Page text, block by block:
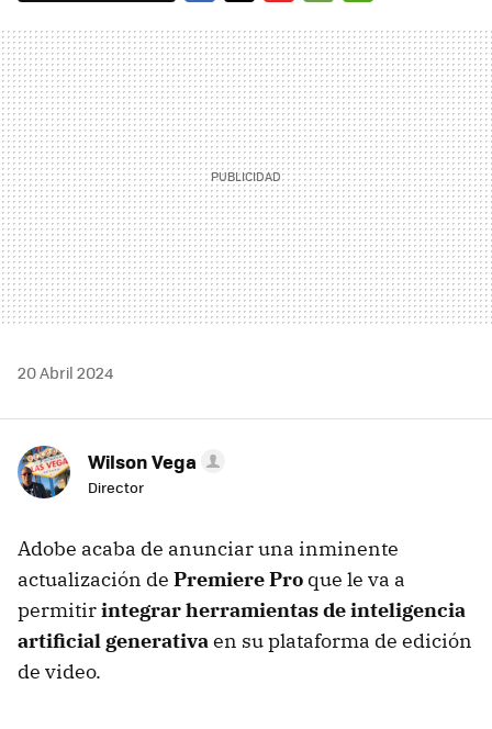
MAIL
20 Abril 2024
Wilson Vega
Director
Adobe acaba de anunciar una inminente
actualización de Premiere Pro que le va a
permitirintegrar herramientas de inteligencia
artificial generativaen su plataforma de edición
de video.